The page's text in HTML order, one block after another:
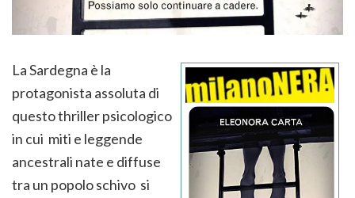
La Sardegna è la
protagonista assoluta di
questo thriller psicologico
in cui miti e leggende
ancestrali nate e diffuse
tra un popolo schivo si